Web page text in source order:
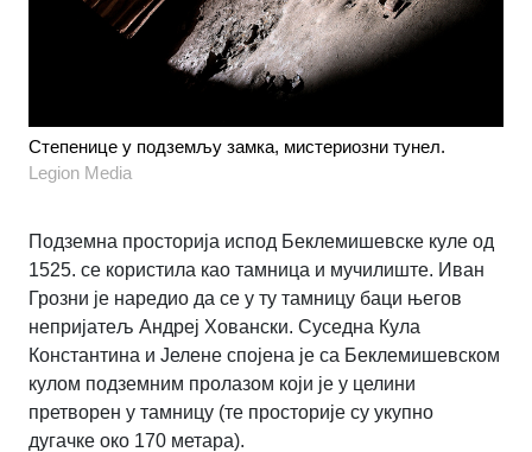
Степенице у подземљу замка, мистериозни тунел.
Legion Media
Подземна просторија испод Беклемишевске куле од
1525. се користила као тамница и мучилиште. Иван
Грозни је наредио да се у ту тамницу баци његов
непријатељ Андреј Ховански. Суседна Кула
Константина и Јелене спојена је са Беклемишевском
кулом подземним пролазом који је у целини
претворен у тамницу (те просторије су укупно
дугачке око 170 метара).